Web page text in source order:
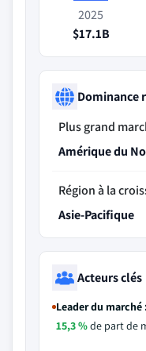
2025
$17.1B
Dominance
Plus grand
Amérique du
Région à la
Asie-Pacifique
Acteurs clés
Leader du marché
15,3 %de part de